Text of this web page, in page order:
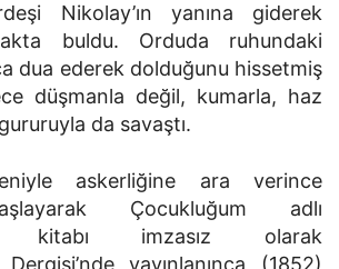
Nikolay’ın yanına giderek
buldu. Orduda ruhundaki
dua ederek dolduğunu hissetmiş
düşmanla değil, kumarla, haz
da savaştı.
askerliğine ara verince
Çocukluğum adlı
kitabı imzasız olarak
yayınlanınca (1852)